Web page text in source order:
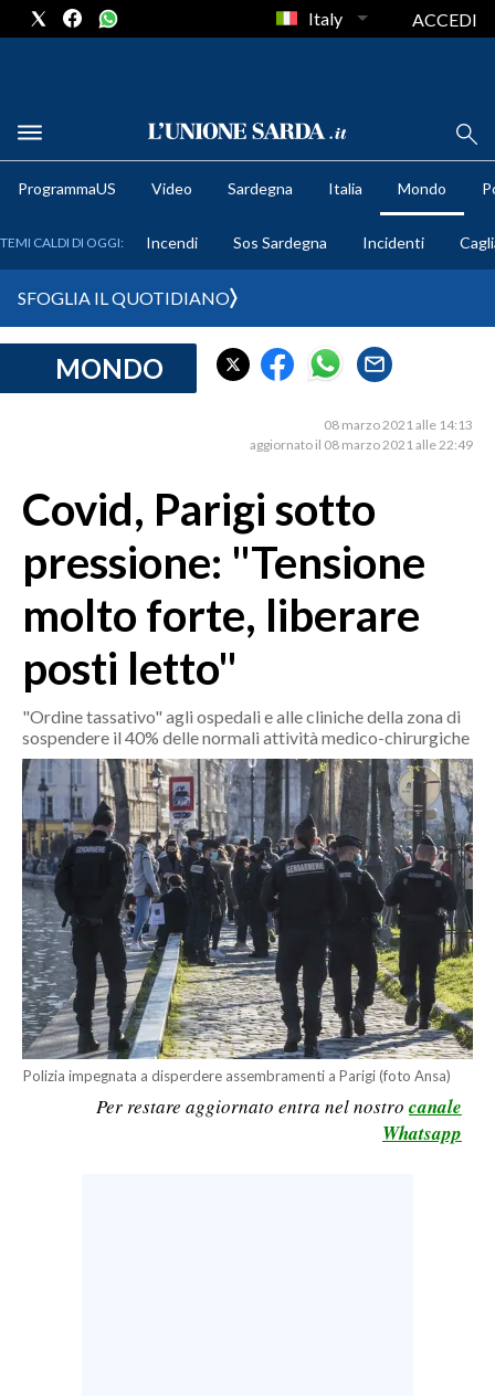
METEO
CRONACA SARDEGNA
MEDIO CAMPIDANO
ORISTANO E PROVINCIA
SASSARI E PROVINCIA
NUORO E PROVINCIA
OGLIASTRA
CRONACA
ITALIA
MONDO
POLITICA
ECONOMIA
SERVIZI ALLE IMPRESE
LAVORO
BANDI
SPORT IN SARDEGNA
Italy ACCEDI
ProgrammaUS Video Sardegna Italia Mondo
TEMI CALDI DI OGGI: Incendi Sos Sardegna Incidenti
SFOGLIA IL QUOTIDIANO
MONDO
08 marzo 2021 alle 14:13
aggiornato il 08 marzo 2021 alle 22:49
Covid, Parigi sotto
pressione: "Tensione
molto forte, liberare
posti letto"
"Ordine tassativo" agli ospedali e alle cliniche della zona di
sospendere il 40% delle normali attività medico-chirurgiche
Polizia impegnata a disperdere assembramenti a Parigi (foto Ansa)
Per restare aggiornato entra nel nostro canale
Whatsapp